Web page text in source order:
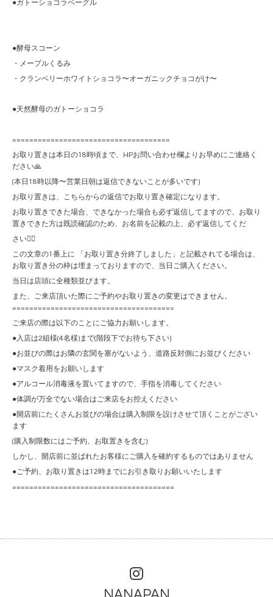
●ガトーショコラベーグル
●酵母スコーン
・メープルくるみ
・クランベリーホワイトショコラ〜オーガニックチョコがけ〜
●天然酵母のガトーショコラ
=====================================
お取り置きは本日の18時頃まで、HPお問い合わせ欄よりお早めにご連絡く
ださい🙏
(本日18時以降〜営業日朝は返信できないことが多いです)
お取り置きは、こちらからの返信でお取り置き確定になります。
お取り置きできた場合、できなかった場合も必ず返信してますので、お取り
置きできた方は既読確認のため、お名前を記載の上、必ず返信してくだ
さい🙇‍♀️
この文章の1番上に 「お取り置き分終了しました」と記載されてる場合は、
お取り置き分の枠は埋まっておりますので、当日ご購入ください。
当日は店頭に全種類並びます。
また、ご来店頂いた際にご予約やお取り置きの変更はできません。
======================================
ご来店の際は以下のことにご協力お願いします。
●入店は2組様(4名様)まで(階段下でお待ち下さい)
●お並びの際はお隣の玄関を塞がないよう、道路反対側にお並びください
●マスク着用をお願いします
●アルコール消毒液を置いてますので、手指を消毒してください
●体調が万全でない場合はご来店をお控えください
●開店前にたくさんお並びの場合は購入制限を設けさせて頂くことがござい
ます
(購入制限数にはご予約、お取置きを含む)
しかし、開店前に並ばれたお客様にご購入を確約するものではありません
●ご予約、お取り置きは12時までにお引き取りお願いいたします
======================================